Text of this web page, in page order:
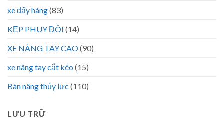
xe đẩy hàng(83)
KẸP PHUY ĐÔI (14)
XE NÂNG TAY CAO(90)
xe nâng tay cắt kéo (15)
Bàn nâng thủy lực (110)
LƯU TRỮ